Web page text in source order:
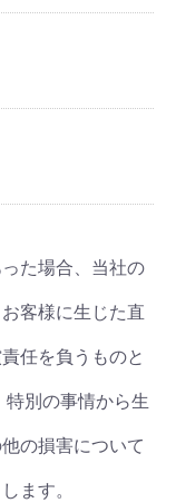
た場合、当社の
客様に生じた直
任を負うものと
特別の事情から生
の損害について
ます。